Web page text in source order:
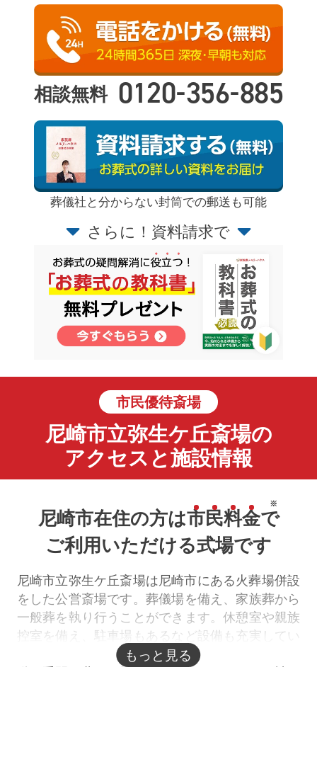
相談無料 0120-356-885
葬儀社と分からない封筒での郵送も可能
さらに！資料請求で
市民優待斎場
尼崎市立弥生ケ丘斎場の
アクセスと施設情報
尼崎市在住の方は市民料金で
ご利用いただける式場です
※
尼崎市立弥生ケ丘斎場は尼崎市にある火葬場併設
をした公営斎場です。葬儀場を備え、家族葬から
一般葬を執り行うことができます。休憩室や親族
控室を備え、駐車場もあるなど設備も充実してい
ます。火葬場を併設しているので、火葬の際の移
もっと見る